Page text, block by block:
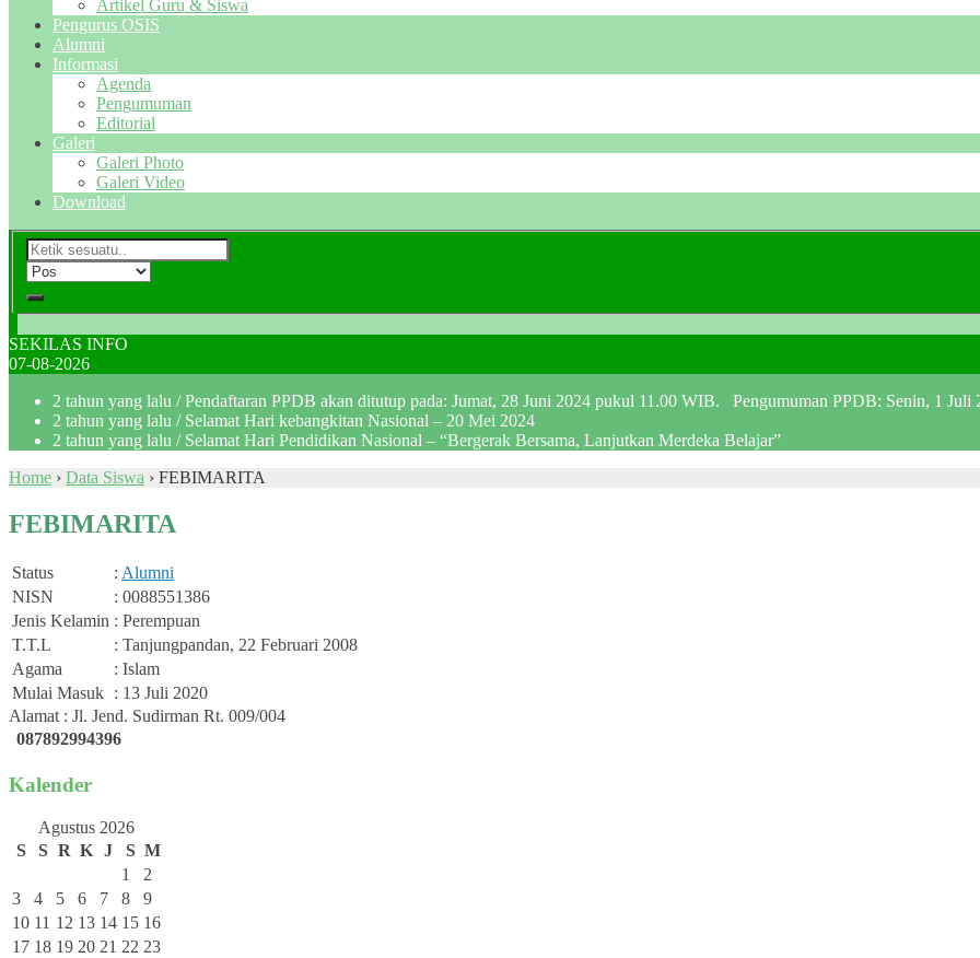
Artikel Guru & Siswa
Pengurus OSIS
Alumni
Informasi
Agenda
Pengumuman
Editorial
Galeri
Galeri Photo
Galeri Video
Download
SEKILAS INFO
07-08-2026
2 tahun yang lalu / Pendaftaran PPDB akan ditutup pada: Jumat, 28 Juni 2024 pukul 11.00 WIB. Pengumuman PPDB: Senin, 1 Juli
2 tahun yang lalu / Selamat Hari kebangkitan Nasional – 20 Mei 2024
2 tahun yang lalu / Selamat Hari Pendidikan Nasional – “Bergerak Bersama, Lanjutkan Merdeka Belajar”
Home › Data Siswa › FEBIMARITA
FEBIMARITA
Status : Alumni
NISN
: 0088551386
Jenis Kelamin : Perempuan
T.T.L
: Tanjungpandan, 22 Februari 2008
Agama
: Islam
Mulai Masuk : 13 Juli 2020
Alamat : Jl. Jend. Sudirman Rt. 009/004
087892994396
Kalender
Agustus 2026
S
S R K J S M
1
2
3
4 5 6 7 8
9
10 11 12 13 14 15 16
17 18 19 20 21 22 23